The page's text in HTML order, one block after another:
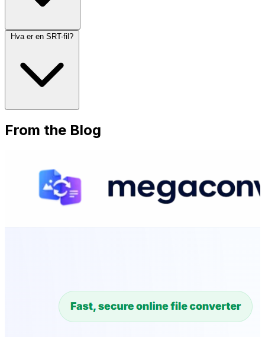
Hva er en SRT-fil?
From the Blog